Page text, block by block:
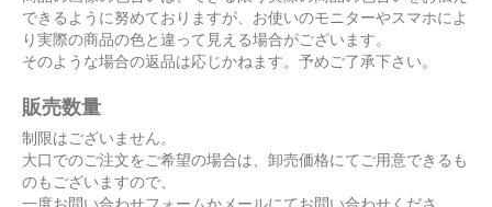
できるように努めておりますが、お使いのモニターやスマホによ
り実際の商品の色と違って見える場合がございます。
そのような場合の返品は応じかねます。予めご了承下さい。
販売数量
制限はございません。
大口でのご注文をご希望の場合は、卸売価格にてご用意できるも
のもございますので、